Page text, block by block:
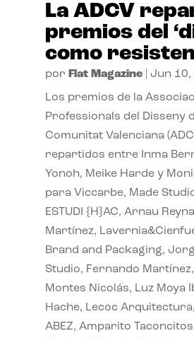
La ADCV
premios del
como
por Flat Magazine| Jun 10,
Los premios de la
Professionals del Disseny
Comunitat Valenciana
repartidos entre Inma
Yonoh, Meike Harde y
para Viccarbe, Made
ESTUDI {H}AC, Arnau
Martínez,
Brand and Packaging,
Studio, Fernando
Montes Nicolás, Luz Moya
Hache, Lecoc
ABEZ, Amparito